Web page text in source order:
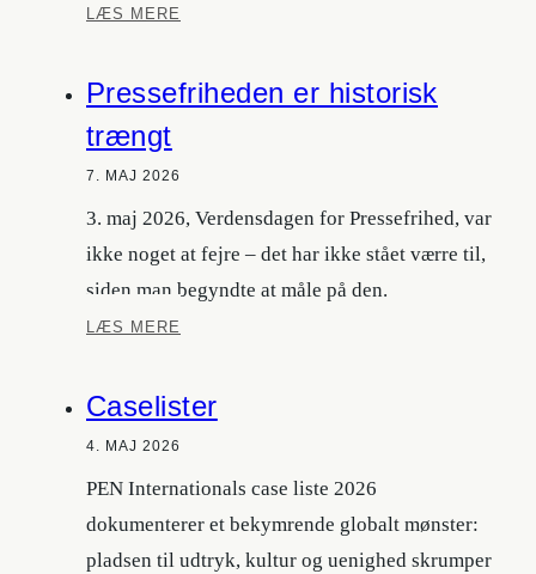
LÆS MERE
Museum
Pressefriheden er historisk
trængt
7. MAJ 2026
3. maj 2026, Verdensdagen for Pressefrihed, var
ikke noget at fejre – det har ikke stået værre til,
siden man begyndte at måle på den.
LÆS MERE
trængt
Caselister
4. MAJ 2026
PEN Internationals case liste 2026
dokumenterer et bekymrende globalt mønster:
pladsen til udtryk, kultur og uenighed skrumper